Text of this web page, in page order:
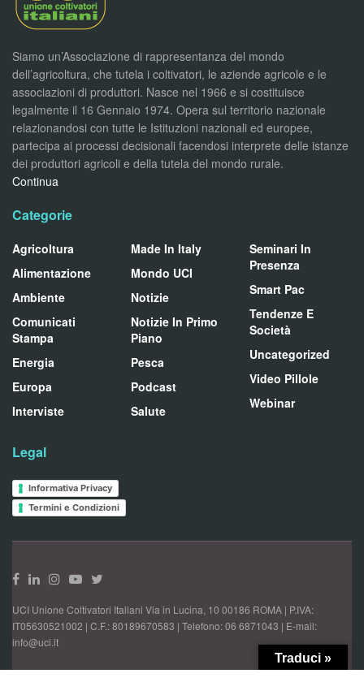
Siamo un’Associazione di rappresentanza del mondo
dell’agricoltura, che tutela i coltivatori, le aziende agricole e le
associazioni di produttori. Nasce nel 1966 e si costituisce
legalmente il 16 Gennaio 1974. Opera sul territorio nazionale
relazionandosi con tutte le Istituzioni nazionali ed europee,
partecipa ai processi decisionali facendosi interprete delle istanze
dei produttori agricoli e della tutela del mondo rurale.
Continua
Categorie
Agricoltura
Alimentazione
Ambiente
Comunicati
Stampa
Energia
Europa
Interviste
Made In Italy
Mondo UCI
Notizie
Notizie In Primo
Piano
Pesca
Podcast
Salute
Seminari In
Presenza
Smart Pac
Tendenze E
Società
Uncategorized
Video Pillole
Webinar
Legal
Informativa Privacy
Termini e Condizioni
UCI Unione Coltivatori Italiani Via in Lucina, 10 00186 ROMA | P.IVA:
IT05630521002 | C.F.: 80189670583 | Telefono: 06 6871043 | E-mail:
info@uci.it
Traduci »